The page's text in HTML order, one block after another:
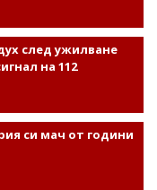
след ужилване
на 112
си мач от години